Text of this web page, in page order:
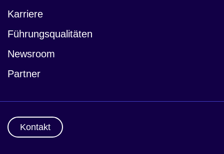
Karriere
Führungsqualitäten
Newsroom
Partner
Kontakt